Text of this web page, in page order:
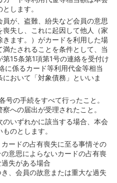
します。
が、盗難、紛失など会員の意思
失し、これに起因して他人（家
ます。）がカードを利用した場
たされることを条件として、当
15条第1項第1号の連絡を受付け
に係るカード等利用代金等相当
おいて「対象債務」といいま
号の手続をすべて行ったこと。
への届出が受理されたこと。
いずれかに該当する場合、本会
のとします。
ードの占有喪失に至る事情その
意思によらないカードの占有喪
失がある場合
、会員の故意または重大な過失